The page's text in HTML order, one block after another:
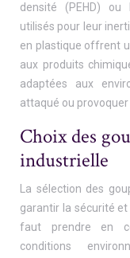
densité (PEHD) ou
utilisés pour leur
en plastique offrent
aux produits
adaptées aux
attaqué ou
Choix des
industrielle
La sélection des
garantir la sécurité et
faut prendre en
conditions